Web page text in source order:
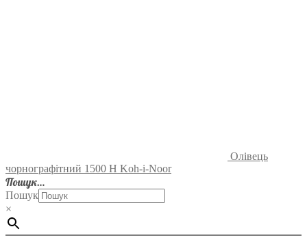
Олівець
чорнографітний 1500 H Koh-i-Noor
Пошук…
Пошук
×